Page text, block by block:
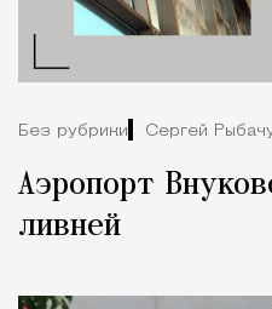
Без рубрики Сергей
Аэропорт
ливней